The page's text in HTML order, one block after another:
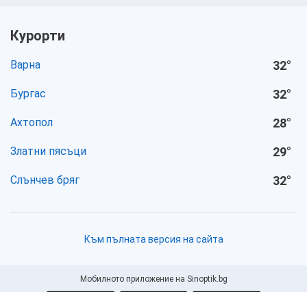
Курорти
Варна 32°
Бургас 32°
Ахтопол 28°
Златни пясъци 29°
Слънчев бряг 32°
Към пълната версия на сайта
Мобилното приложение на Sinoptik.bg